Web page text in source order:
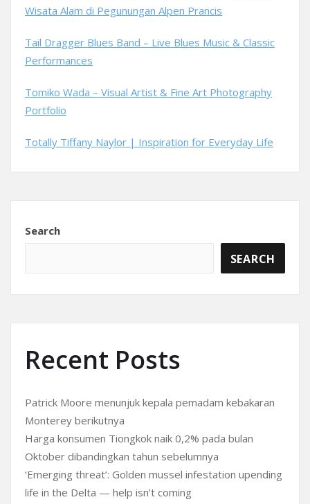
Wisata Alam di Pegunungan Alpen Prancis
Tail Dragger Blues Band – Live Blues Music & Classic
Performances
Tomiko Wada – Visual Artist & Fine Art Photography
Portfolio
Totally Tiffany Naylor | Inspiration for Everyday Life
Search
SEARCH
Recent Posts
Patrick Moore menunjuk kepala pemadam kebakaran
Monterey berikutnya
Harga konsumen Tiongkok naik 0,2% pada bulan
Oktober dibandingkan tahun sebelumnya
‘Emerging threat’: Golden mussel infestation upending
life in the Delta — help isn’t coming